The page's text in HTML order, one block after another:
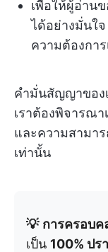
เพื่อให้ผู้อ่านข
ได้อย่างมั่นใ
ความต้องกา
คำมั่นสัญญาของ
เราต้องพิจารณ
และความสามา
เท่านั้น
💡 การครอบค
เป็น 100% ปร